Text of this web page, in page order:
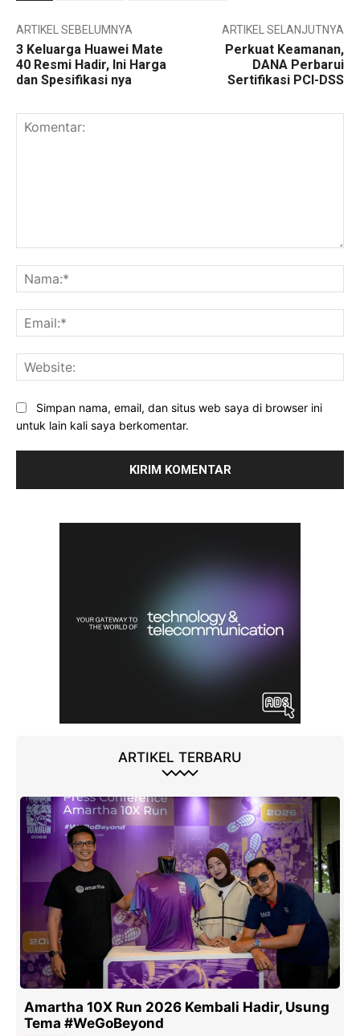
ARTIKEL SEBELUMNYA
3 Keluarga Huawei Mate
40 Resmi Hadir, Ini Harga
dan Spesifikasi nya
ARTIKEL SELANJUTNYA
Perkuat Keamanan,
DANA Perbarui
Sertifikasi PCI-DSS
Simpan nama, email, dan situs web saya di browser ini
untuk lain kali saya berkomentar.
ARTIKEL TERBARU
Amartha 10X Run 2026 Kembali Hadir, Usung
Tema #WeGoBeyond